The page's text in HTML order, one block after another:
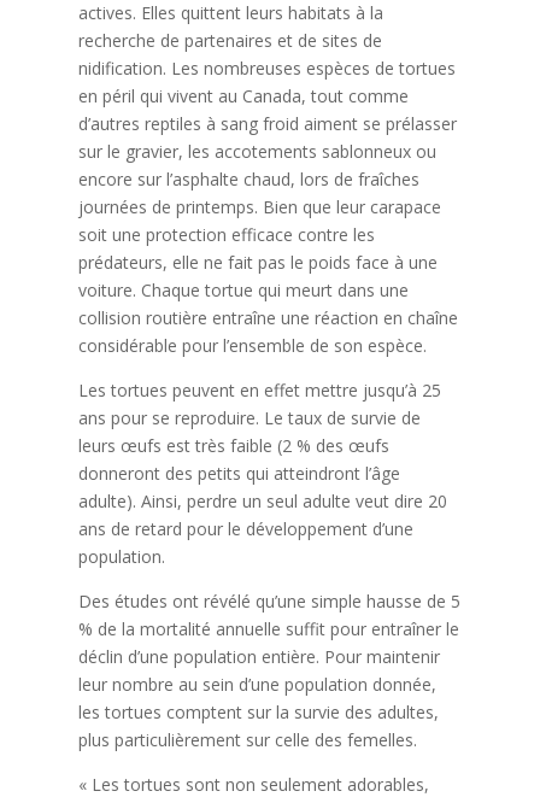
actives. Elles quittent leurs habitats à la
recherche de partenaires et de sites de
nidification. Les nombreuses espèces de tortues
en péril qui vivent au Canada, tout comme
d’autres reptiles à sang froid aiment se prélasser
sur le gravier, les accotements sablonneux ou
encore sur l’asphalte chaud, lors de fraîches
journées de printemps. Bien que leur carapace
soit une protection efficace contre les
prédateurs, elle ne fait pas le poids face à une
voiture. Chaque tortue qui meurt dans une
collision routière entraîne une réaction en chaîne
considérable pour l’ensemble de son espèce.
Les tortues peuvent en effet mettre jusqu’à 25
ans pour se reproduire. Le taux de survie de
leurs œufs est très faible (2 % des œufs
donneront des petits qui atteindront l’âge
adulte). Ainsi, perdre un seul adulte veut dire 20
ans de retard pour le développement d’une
population.
Des études ont révélé qu’une simple hausse de 5
% de la mortalité annuelle suffit pour entraîner le
déclin d’une population entière. Pour maintenir
leur nombre au sein d’une population donnée,
les tortues comptent sur la survie des adultes,
plus particulièrement sur celle des femelles.
« Les tortues sont non seulement adorables,